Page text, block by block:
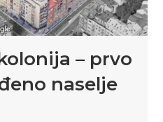
– prvo
naselje